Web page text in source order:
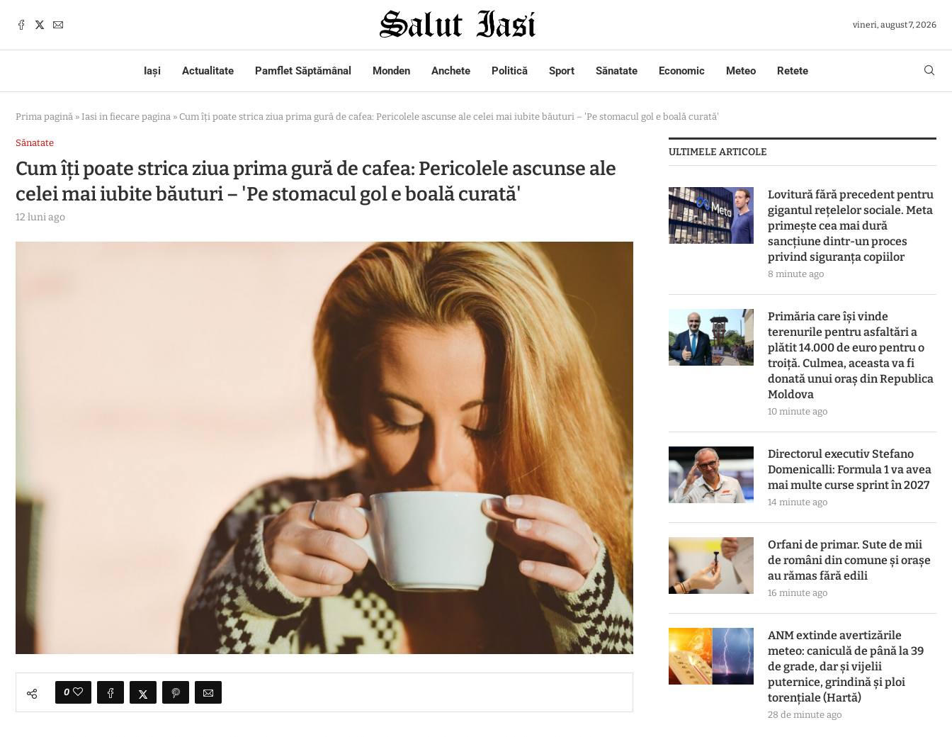
vineri, august 7, 2026
Iași Actualitate Pamflet Săptămânal Monden Anchete Politică Sport Sănatate Economic Meteo Retete
Prima pagină » Iasi in fiecare pagina » Cum îți poate strica ziua prima gură de cafea: Pericolele ascunse ale celei mai iubite băuturi – 'Pe stomacul gol e boală curată'
Sănatate
Cum îți poate strica ziua prima gură de cafea: Pericolele ascunse ale
celei mai iubite băuturi – 'Pe stomacul gol e boală curată'
12 luni ago
0
ULTIMELE ARTICOLE
Lovitură fără precedent pentru
gigantul rețelelor sociale. Meta
primește cea mai dură
sancțiune dintr-un proces
privind siguranța copiilor
8 minute ago
Primăria care își vinde
terenurile pentru asfaltări a
plătit 14.000 de euro pentru o
troiță. Culmea, aceasta va fi
donată unui oraș din Republica
Moldova
10 minute ago
Directorul executiv Stefano
Domenicalli: Formula 1 va avea
mai multe curse sprint în 2027
14 minute ago
Orfani de primar. Sute de mii
de români din comune și orașe
au rămas fără edili
16 minute ago
ANM extinde avertizările
meteo: caniculă de până la 39
de grade, dar și vijelii
puternice, grindină și ploi
torențiale (Hartă)
28 de minute ago